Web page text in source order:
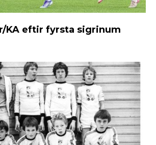
KA eftir fyrsta sigrinum